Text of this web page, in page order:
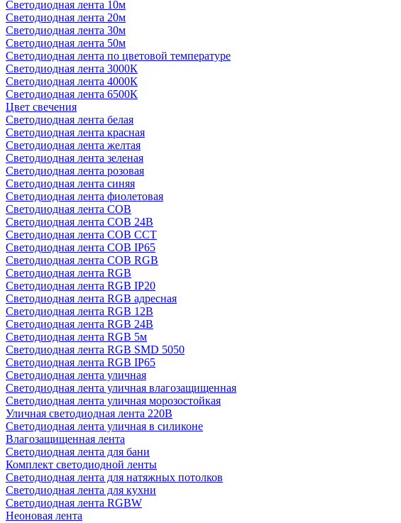
Светодиодная лента 10м
Светодиодная лента 20м
Светодиодная лента 30м
Светодиодная лента 50м
Светодиодная лента по цветовой температуре
Светодиодная лента 3000К
Светодиодная лента 4000К
Светодиодная лента 6500К
Цвет свечения
Светодиодная лента белая
Светодиодная лента красная
Светодиодная лента желтая
Светодиодная лента зеленая
Светодиодная лента розовая
Светодиодная лента синяя
Светодиодная лента фиолетовая
Светодиодная лента COB
Светодиодная лента COB 24В
Светодиодная лента COB CCT
Светодиодная лента COB IP65
Светодиодная лента COB RGB
Светодиодная лента RGB
Светодиодная лента RGB IP20
Светодиодная лента RGB адресная
Светодиодная лента RGB 12В
Светодиодная лента RGB 24В
Светодиодная лента RGB 5м
Светодиодная лента RGB SMD 5050
Светодиодная лента RGB IP65
Светодиодная лента уличная
Светодиодная лента уличная влагозащищенная
Светодиодная лента уличная морозостойкая
Уличная светодиодная лента 220В
Светодиодная лента уличная в силиконе
Влагозащищенная лента
Светодиодная лента для бани
Комплект светодиодной ленты
Светодиодная лента для натяжных потолков
Светодиодная лента для кухни
Светодиодная лента RGBW
Неоновая лента